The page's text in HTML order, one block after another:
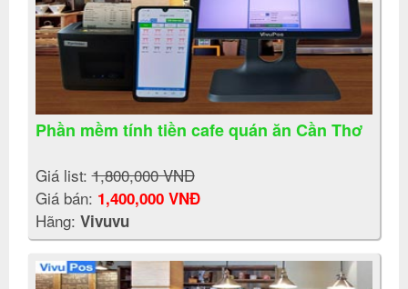
Phần mềm tính tiền cafe quán ăn Cần Thơ
Giá list:1,800,000 VNĐ
Giá bán: 1,400,000 VNĐ
Hãng: Vivuvu